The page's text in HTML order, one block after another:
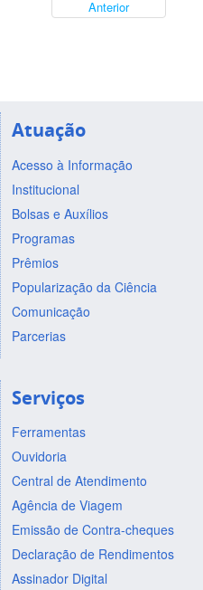
Anterior
Atuação
Acesso à Informação
Institucional
Bolsas e Auxílios
Programas
Prêmios
Popularização da Ciência
Comunicação
Parcerias
Serviços
Ferramentas
Ouvidoria
Central de Atendimento
Agência de Viagem
Emissão de Contra-cheques
Declaração de Rendimentos
Assinador Digital